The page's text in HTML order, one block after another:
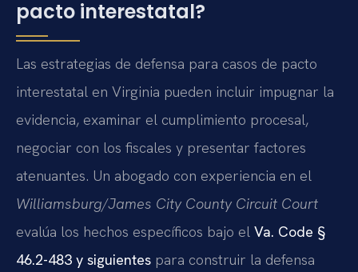
pacto interestatal?
Las estrategias de defensa para casos de pacto
interestatal en Virginia pueden incluir impugnar la
evidencia, examinar el cumplimiento procesal,
negociar con los fiscales y presentar factores
atenuantes. Un abogado con experiencia en el
Williamsburg/James City County Circuit Court
evalúa los hechos específicos bajo el Va. Code §
46.2-483 y siguientes para construir la defensa